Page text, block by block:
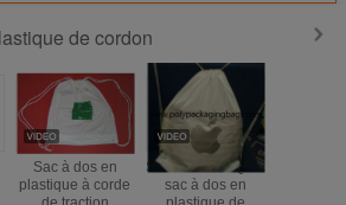
de cordon
Sac à dos en
plastique à corde
STREPTOCOQUE
sac à dos en